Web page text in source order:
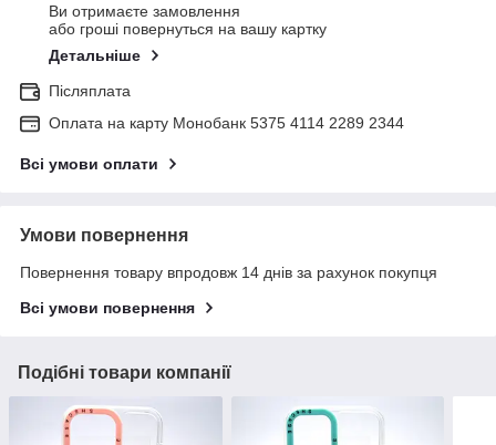
Ви отримаєте замовлення
або гроші повернуться на вашу картку
Детальніше
Післяплата
Оплата на карту Монобанк 5375 4114 2289 2344
Всі умови оплати
Умови повернення
Повернення товару впродовж 14 днів за рахунок покупця
Всі умови повернення
Подібні товари компанії